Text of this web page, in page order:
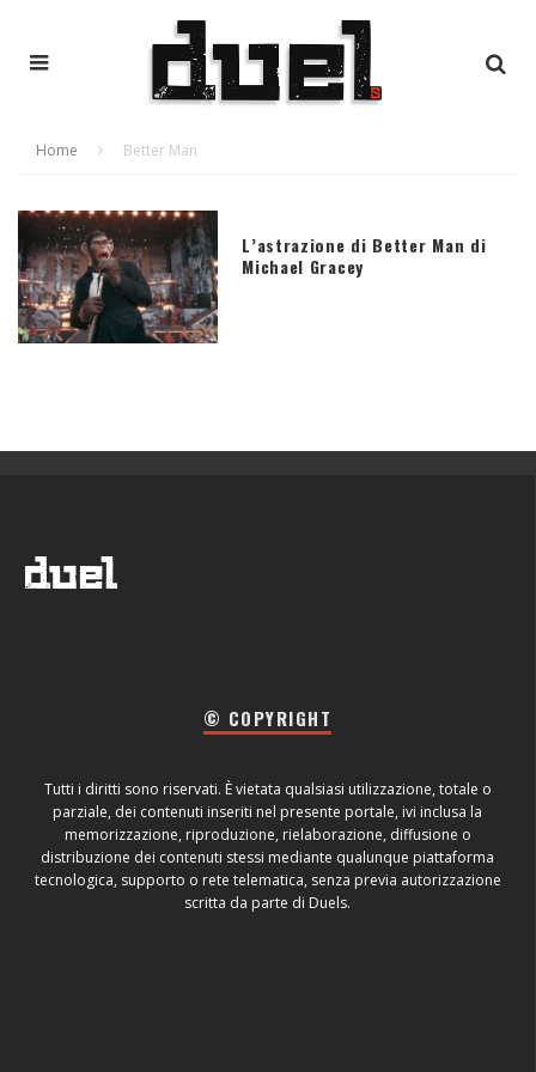
Home Better Man
L’astrazione di Better Man di
Michael Gracey
© COPYRIGHT
Tutti i diritti sono riservati. È vietata qualsiasi utilizzazione, totale o
parziale, dei contenuti inseriti nel presente portale, ivi inclusa la
memorizzazione, riproduzione, rielaborazione, diffusione o
distribuzione dei contenuti stessi mediante qualunque piattaforma
tecnologica, supporto o rete telematica, senza previa autorizzazione
scritta da parte di Duels.